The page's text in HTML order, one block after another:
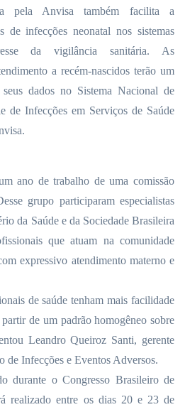
pela Anvisa também facilita a
de infecções neonatal nos sistemas
da vigilância sanitária. As
a recém-nascidos terão um
dados no Sistema Nacional de
de Infecções em Serviços de Saúde
ano de trabalho de uma comissão
grupo participaram especialistas
da Saúde e da Sociedade Brasileira
que atuam na comunidade
expressivo atendimento materno e
de saúde tenham mais facilidade
de um padrão homogêneo sobre
Leandro Queiroz Santi, gerente
de Infecções e Eventos Adversos.
durante o Congresso Brasileiro de
realizado entre os dias 20 e 23 de